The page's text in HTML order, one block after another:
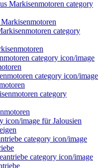
für Jalousien